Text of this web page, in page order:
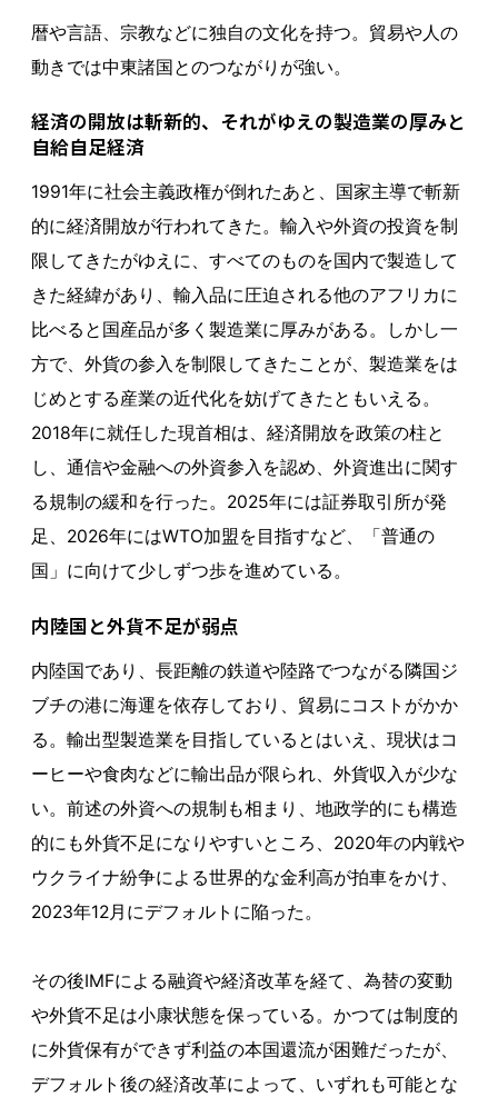
暦や言語、宗教などに独自の文化を持つ。貿易や人の
動きでは中東諸国とのつながりが強い。
経済の開放は斬新的、それがゆえの製造業の厚みと
自給自足経済
1991年に社会主義政権が倒れたあと、国家主導で斬新
的に経済開放が行われてきた。輸入や外資の投資を制
限してきたがゆえに、すべてのものを国内で製造して
きた経緯があり、輸入品に圧迫される他のアフリカに
比べると国産品が多く製造業に厚みがある。しかし一
方で、外貨の参入を制限してきたことが、製造業をは
じめとする産業の近代化を妨げてきたともいえる。
2018年に就任した現首相は、経済開放を政策の柱と
し、通信や金融への外資参入を認め、外資進出に関す
る規制の緩和を行った。2025年には証券取引所が発
足、2026年にはWTO加盟を目指すなど、「普通の
国」に向けて少しずつ歩を進めている。
内陸国と外貨不足が弱点
内陸国であり、長距離の鉄道や陸路でつながる隣国ジ
ブチの港に海運を依存しており、貿易にコストがかか
る。輸出型製造業を目指しているとはいえ、現状はコ
ーヒーや食肉などに輸出品が限られ、外貨収入が少な
い。前述の外資への規制も相まり、地政学的にも構造
的にも外貨不足になりやすいところ、2020年の内戦や
ウクライナ紛争による世界的な金利高が拍車をかけ、
2023年12月にデフォルトに陥った。
その後IMFによる融資や経済改革を経て、為替の変動
や外貨不足は小康状態を保っている。かつては制度的
に外貨保有ができず利益の本国還流が困難だったが、
デフォルト後の経済改革によって、いずれも可能とな